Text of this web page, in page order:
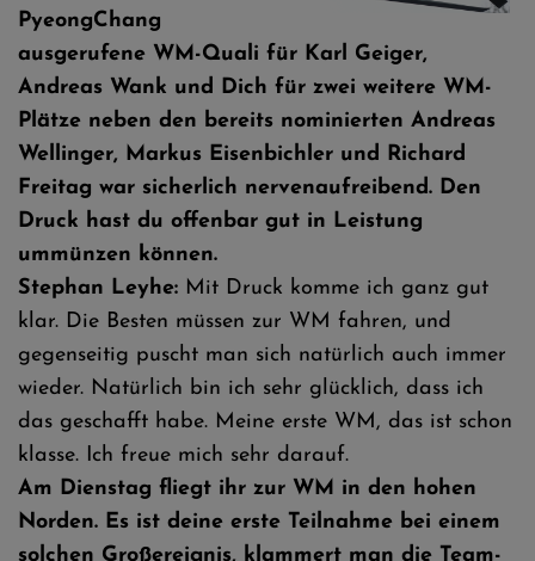
PyeongChang
ausgerufene WM-Quali für Karl Geiger,
Andreas Wank und Dich für zwei weitere WM-
Plätze neben den bereits nominierten Andreas
Wellinger, Markus Eisenbichler und Richard
Freitag war sicherlich nervenaufreibend. Den
Druck hast du offenbar gut in Leistung
ummünzen können.
Stephan Leyhe: Mit Druck komme ich ganz gut
klar. Die Besten müssen zur WM fahren, und
gegenseitig puscht man sich natürlich auch immer
wieder. Natürlich bin ich sehr glücklich, dass ich
das geschafft habe. Meine erste WM, das ist schon
klasse. Ich freue mich sehr darauf.
Am Dienstag fliegt ihr zur WM in den hohen
Norden. Es ist deine erste Teilnahme bei einem
solchen Großereignis, klammert man die Team-